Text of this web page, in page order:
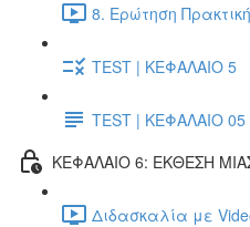
8. Ερώτηση
TEST | ΚΕΦΑΛΑΙΟ 5
TEST | ΚΕΦΑΛΑΙΟ 05
ΚΕΦΑΛΑΙΟ 6: ΕΚΘΕΣΗ
Διδασκαλία με